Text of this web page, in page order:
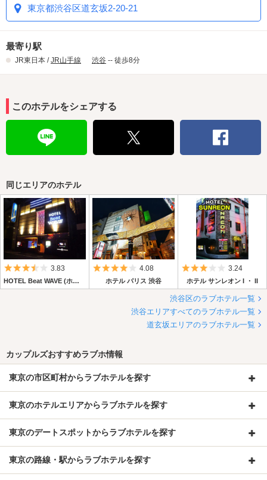
東京都渋谷区道玄坂2-20-21
最寄り駅
JR東日本 /JR山手線 渋谷 -- 徒歩8分
このホテルをシェアする
同じエリアのホテル
5つ星のうち3.5
3.83
HOTEL Beat WAVE (ホテル ビートウェーブ)
5つ星のうち4
4.08
ホテル パリス 渋谷
5つ星のうち3
3.24
ホテル サンレオン I ・ II
渋谷区のラブホテル一覧
渋谷エリアすべてのラブホテル一覧
道玄坂エリアのラブホテル一覧
カップルズおすすめラブホ情報
東京の市区町村からラブホテルを探す
東京のホテルエリアからラブホテルを探す
東京のデートスポットからラブホテルを探す
東京の路線・駅からラブホテルを探す